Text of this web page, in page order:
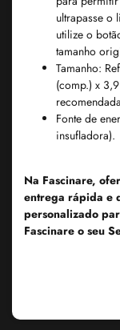
ultrapasse o
utilize o
tamanho
Tamanho:
(comp.) x
Fonte de
insufladora).
Na Fascinare,
entrega rápida e
personalizado
Fascinare o seu